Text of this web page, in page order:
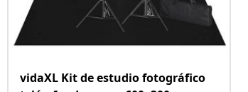
vidaXL Kit de estudio fotográfico